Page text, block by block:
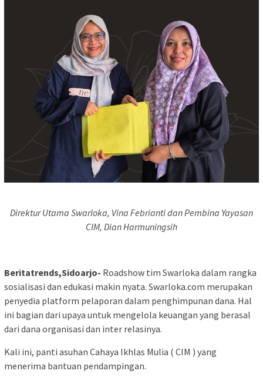
Direktur Utama Swarloka, Vina Febrianti dan Pembina Yayasan
CIM, Dian Harmuningsih
Beritatrends,Sidoarjo- Roadshow tim Swarloka dalam rangka
sosialisasi dan edukasi makin nyata. Swarloka.com merupakan
penyedia platform pelaporan dalam penghimpunan dana. Hal
ini bagian dari upaya untuk mengelola keuangan yang berasal
dari dana organisasi dan inter relasinya.
Kali ini, panti asuhan Cahaya Ikhlas Mulia ( CIM ) yang
menerima bantuan pendampingan.